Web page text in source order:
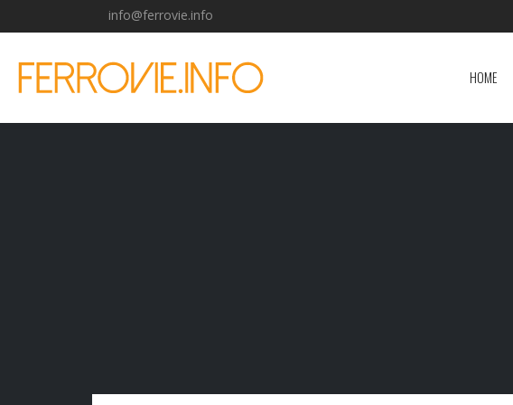
info@ferrovie.info
HOME